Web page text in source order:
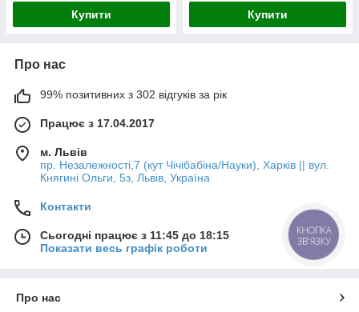
Купити Купити
Про нас
99% позитивних з 302 відгуків за рік
Працює з 17.04.2017
м. Львів
пр. Незалежності,7 (кут Чічібабіна/Науки), Харків || вул.
Княгині Ольги, 5з, Львів, Україна
Контакти
Сьогодні працює з 11:45 до 18:15
Показати весь графік роботи
Про нас
КНОПКА
ЗВ'ЯЗКУ